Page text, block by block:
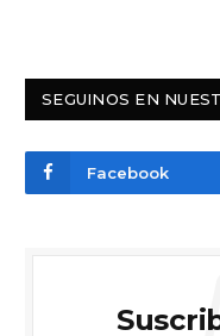
SEGUINOS EN
Facebook